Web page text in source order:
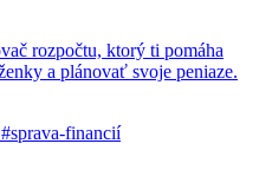
rozpočtu, ktorý ti pomáha
a plánovať svoje peniaze.
#sprava-financií